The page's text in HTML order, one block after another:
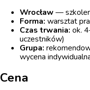
Wrocław —
Forma: warsztat
Czas trwania: ok.
uczestników)
Grupa:
wycena
Cena